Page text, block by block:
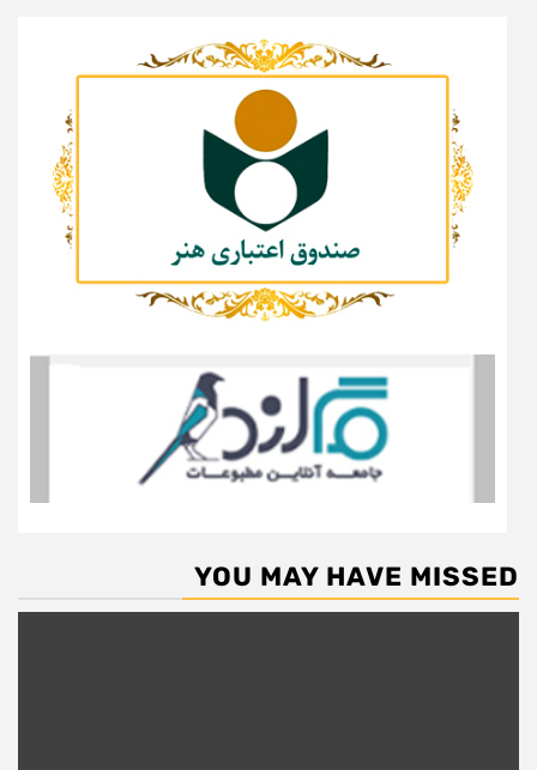
YOU MAY HAVE MISSED